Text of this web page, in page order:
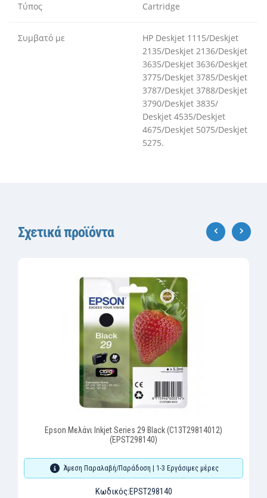
Τύπος Cartridge
Συμβατό με
HP Deskjet 1115/Deskjet
2135/Deskjet 2136/Deskjet
3635/Deskjet 3636/Deskjet
3775/Deskjet 3785/Deskjet
3787/Deskjet 3788/Deskjet
3790/Deskjet 3835/
Deskjet 4535/Deskjet
4675/Deskjet 5075/Deskjet
5275.
Σχετικά προϊόντα
Epson Μελάνι Inkjet Series 29 Black (C13T29814012)
(EPST298140)
Άμεση Παραλαβή/Παράδοση | 1-3 Εργάσιμες μέρες
Κωδικός:EPST298140